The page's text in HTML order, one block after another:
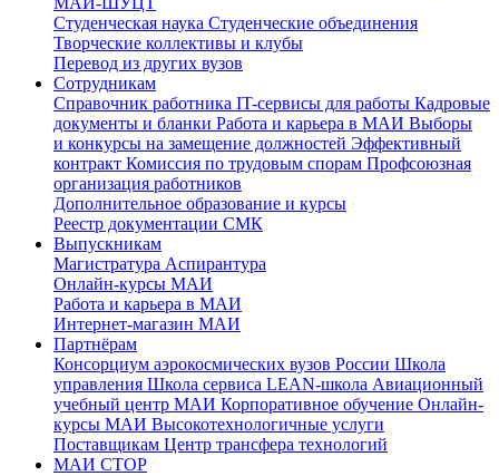
Студенческая наука Студенческие объединения
Творческие коллективы и клубы
Перевод из других вузов
Сотрудникам
Cправочник работника IT-сервисы для работы Кадровые
документы и бланки Работа и карьера в МАИ Выборы
и конкурсы на замещение должностей Эффективный
контракт Комиссия по трудовым спорам Профсоюзная
организация работников
Дополнительное образование и курсы
Реестр документации СМК
Выпускникам
Магистратура Аспирантура
Онлайн-курсы МАИ
Работа и карьера в МАИ
Интернет-магазин МАИ
Партнёрам
Консорциум аэрокосмических вузов России Школа
управления Школа сервиса LEAN-школа Авиационный
учебный центр МАИ Корпоративное обучение Онлайн-
курсы МАИ Высокотехнологичные услуги
Поставщикам Центр трансфера технологий
МАИ СТОР